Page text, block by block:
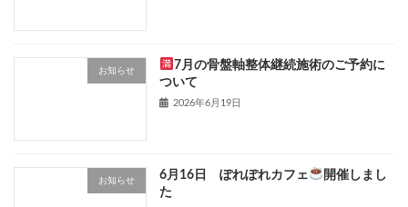
お知らせ
7月の骨盤軸整体継続施術のご予約に
ついて
2026年6月19日
お知らせ 6月16日 ぽれぽれカフェ
開催しまし
た